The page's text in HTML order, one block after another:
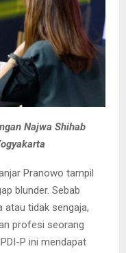
Najwa Shihab
Pranowo tampil
blunder. Sebab
atau tidak sengaja,
profesi seorang
P ini mendapat